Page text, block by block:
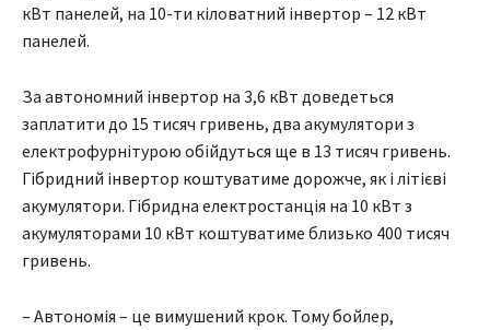
кВт панелей, на 10-ти кіловатний інвертор – 12 кВт
панелей.
За автономний інвертор на 3,6 кВт доведеться
заплатити до 15 тисяч гривень, два акумулятори з
електрофурнітурою обійдуться ще в 13 тисяч гривень.
Гібридний інвертор коштуватиме дорожче, як і літієві
акумулятори. Гібридна електростанція на 10 кВт з
акумуляторами 10 кВт коштуватиме близько 400 тисяч
гривень.
– Автономія – це вимушений крок. Тому бойлер,